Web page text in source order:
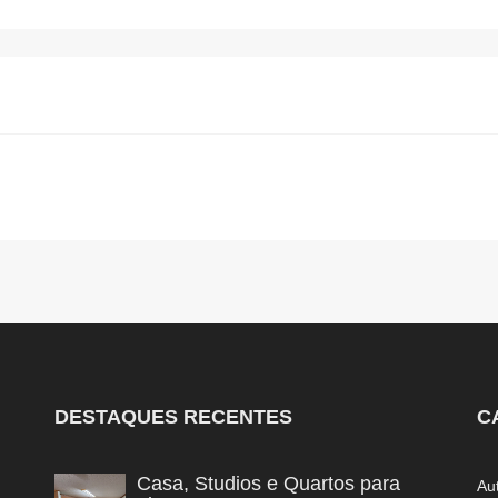
DESTAQUES RECENTES
Casa, Studios e Quartos para